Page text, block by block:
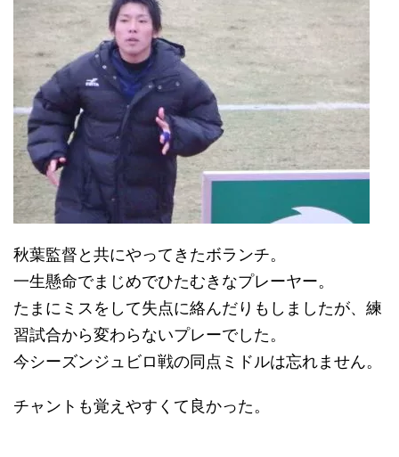
秋葉監督と共にやってきたボランチ。
一生懸命でまじめでひたむきなプレーヤー。
たまにミスをして失点に絡んだりもしましたが、練
習試合から変わらないプレーでした。
今シーズンジュビロ戦の同点ミドルは忘れません。
チャントも覚えやすくて良かった。